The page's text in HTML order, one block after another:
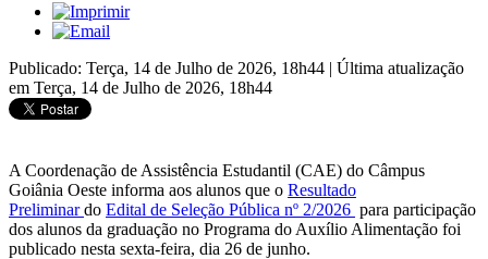
Publicado: Terça, 14 de Julho de 2026, 18h44 | Última atualização
em Terça, 14 de Julho de 2026, 18h44
A Coordenação de Assistência Estudantil (CAE) do Câmpus
Goiânia Oeste informa aos alunos que o Resultado
Preliminardo Edital de Seleção Pública nº 2/2026 para participação
dos alunos da graduação no Programa do Auxílio Alimentação foi
publicado nesta sexta-feira, dia 26 de junho.